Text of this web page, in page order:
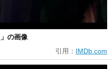
」の画像
引用： IMDb.com